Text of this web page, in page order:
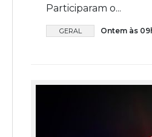
Participaram o...
GERAL Ontem às